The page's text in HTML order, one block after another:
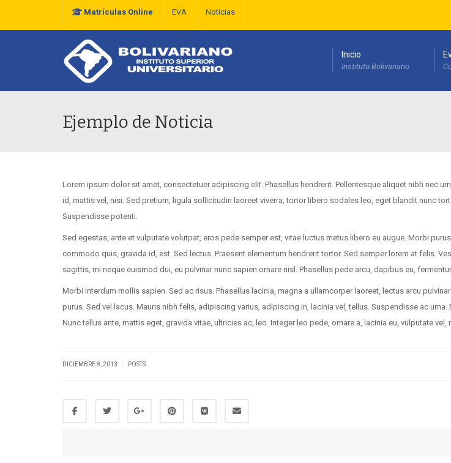
Matrículas Online EVA Noticias
Inicio
Instituto Bolivariano
Ejemplo de Noticia
Lorem ipsum dolor sit amet, consectetuer adipiscing elit. Phasellus hendrerit. Pellentesque aliquet nibh nec
id, mattis vel, nisi. Sed pretium, ligula sollicitudin laoreet viverra, tortor libero sodales leo, eget blandit nunc
Suspendisse potenti.
Sed egestas, ante et vulputate volutpat, eros pede semper est, vitae luctus metus libero eu augue. Morbi
commodo quis, gravida id, est. Sed lectus. Praesent elementum hendrerit tortor. Sed semper lorem at felis.
sagittis, mi neque euismod dui, eu pulvinar nunc sapien ornare nisl. Phasellus pede arcu, dapibus eu,
Morbi interdum mollis sapien. Sed ac risus. Phasellus lacinia, magna a ullamcorper laoreet, lectus arcu
purus. Sed vel lacus. Mauris nibh felis, adipiscing varius, adipiscing in, lacinia vel, tellus. Suspendisse ac
Nunc tellus ante, mattis eget, gravida vitae, ultricies ac, leo. Integer leo pede, ornare a, lacinia eu, vulputate vel,
DICIEMBRE 8, 2013 POSTS